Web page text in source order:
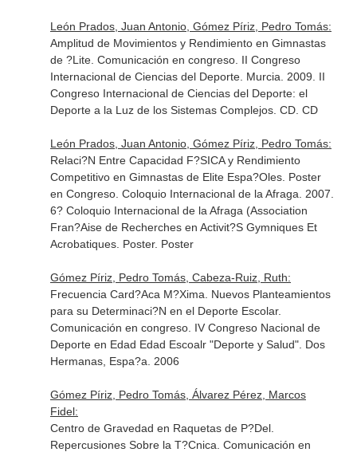
León Prados, Juan Antonio, Gómez Píriz, Pedro Tomás:
Amplitud de Movimientos y Rendimiento en Gimnastas
de ?Lite. Comunicación en congreso. II Congreso
Internacional de Ciencias del Deporte. Murcia. 2009. II
Congreso Internacional de Ciencias del Deporte: el
Deporte a la Luz de los Sistemas Complejos. CD. CD
León Prados, Juan Antonio, Gómez Píriz, Pedro Tomás:
Relaci?N Entre Capacidad F?SICA y Rendimiento
Competitivo en Gimnastas de Elite Espa?Oles. Poster
en Congreso. Coloquio Internacional de la Afraga. 2007.
6? Coloquio Internacional de la Afraga (Association
Fran?Aise de Recherches en Activit?S Gymniques Et
Acrobatiques. Poster. Poster
Gómez Píriz, Pedro Tomás, Cabeza-Ruiz, Ruth:
Frecuencia Card?Aca M?Xima. Nuevos Planteamientos
para su Determinaci?N en el Deporte Escolar.
Comunicación en congreso. IV Congreso Nacional de
Deporte en Edad Edad Escoalr "Deporte y Salud". Dos
Hermanas, Espa?a. 2006
Gómez Píriz, Pedro Tomás, Álvarez Pérez, Marcos
Fidel:
Centro de Gravedad en Raquetas de P?Del.
Repercusiones Sobre la T?Cnica. Comunicación en